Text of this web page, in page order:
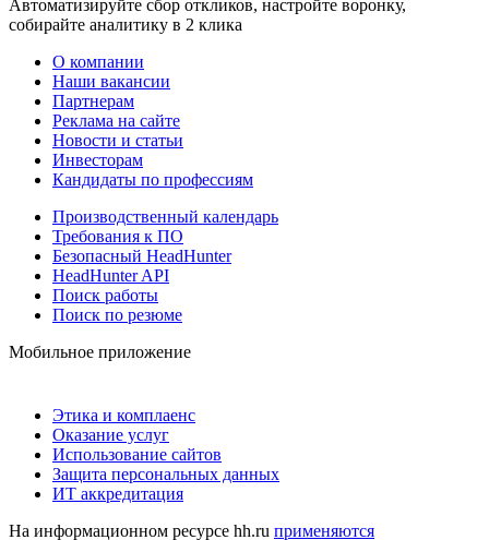
Автоматизируйте сбор откликов, настройте воронку,
собирайте аналитику в 2 клика
О компании
Наши вакансии
Партнерам
Реклама на сайте
Новости и статьи
Инвесторам
Кандидаты по профессиям
Производственный календарь
Требования к ПО
Безопасный HeadHunter
HeadHunter API
Поиск работы
Поиск по резюме
Мобильное приложение
Этика и комплаенс
Оказание услуг
Использование сайтов
Защита персональных данных
ИТ аккредитация
На информационном ресурсе hh.ru применяются